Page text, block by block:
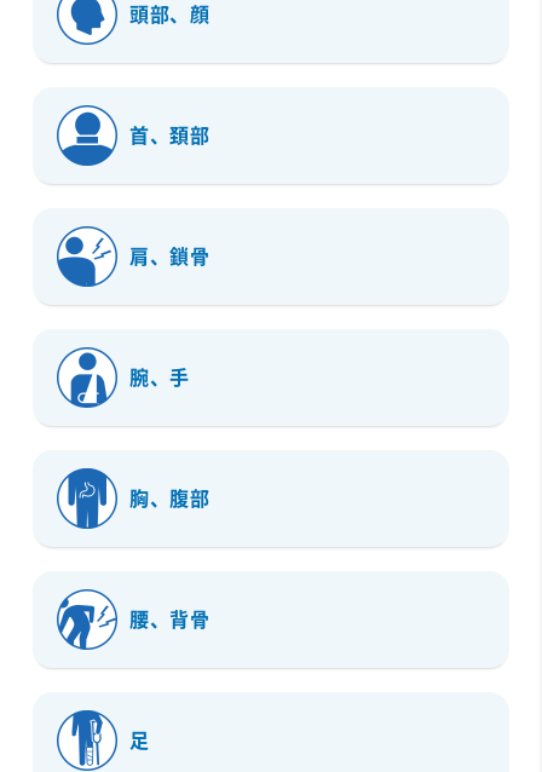
頭部、顔
首、頚部
肩、鎖骨
腕、手
胸、腹部
腰、背骨
足